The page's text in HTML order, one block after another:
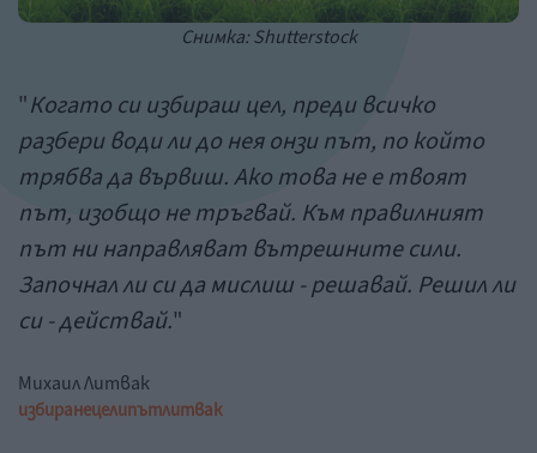
Снимка: Shutterstock
"Когато си избираш цел, преди всичко
разбери води ли до нея онзи път, по който
трябва да вървиш. Ако това не е твоят
път, изобщо не тръгвай. Към правилният
път ни направляват вътрешните сили.
Започнал ли си да мислиш - решавай. Решил ли
си - действай."
Михаил Литвак
избиранецелипътлитвак